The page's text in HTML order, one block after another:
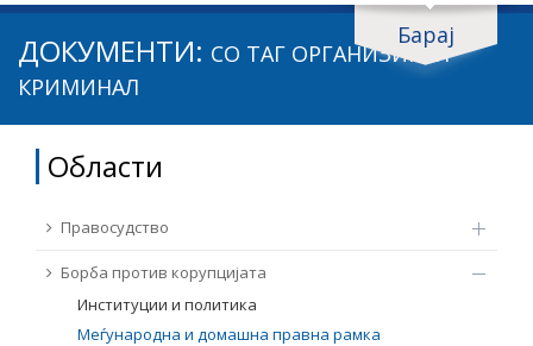
ПОЧЕТНА
ПРАВОСУДСТВО
БОРБА ПРОТИВ КОРУПЦИЈАТА
ТЕМЕЛНИ ПРАВА
ПРИСТАПНИ ПРЕГОВОРИ
Барај
Барај документи
Барај
Област / подрачје
Извор
ДОКУМЕНТИ: СО ТАГ ОРГАНИЗИРАН
КРИМИНАЛ
Области
Правосудство
Борба против корупцијата
Институции и политика
Меѓународна и домашна правна рамка